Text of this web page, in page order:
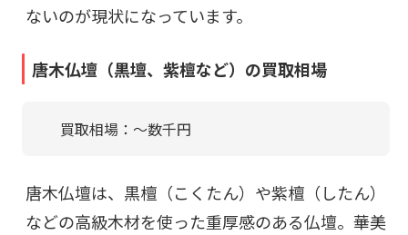
ないのが現状になっています。
唐木仏壇（黒壇、紫檀など）の買取相場
買取相場：〜数千円
唐木仏壇は、黒檀（こくたん）や紫檀（したん）
などの高級木材を使った重厚感のある仏壇。華美